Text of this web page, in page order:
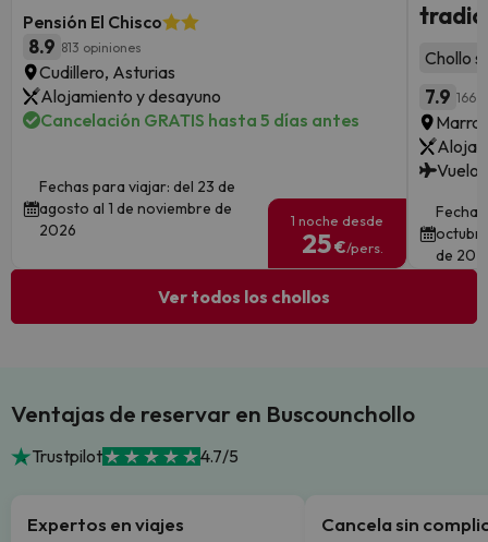
Pensión El Chisco
8.9 813 opiniones
Cudillero, Asturias
Alojamiento y desayuno
Cancelación GRATIS hasta 5 días antes
Fechas para viajar: del 23 de
agosto al 1 de noviembre de
2026
1 noche desde
25€/pers.
Chollo
7.9 166
de
Ver todos los chollos
Ventajas de reservar en Buscounchollo
Trustpilot 4.7/5
Expertos en viajes Cancela sin